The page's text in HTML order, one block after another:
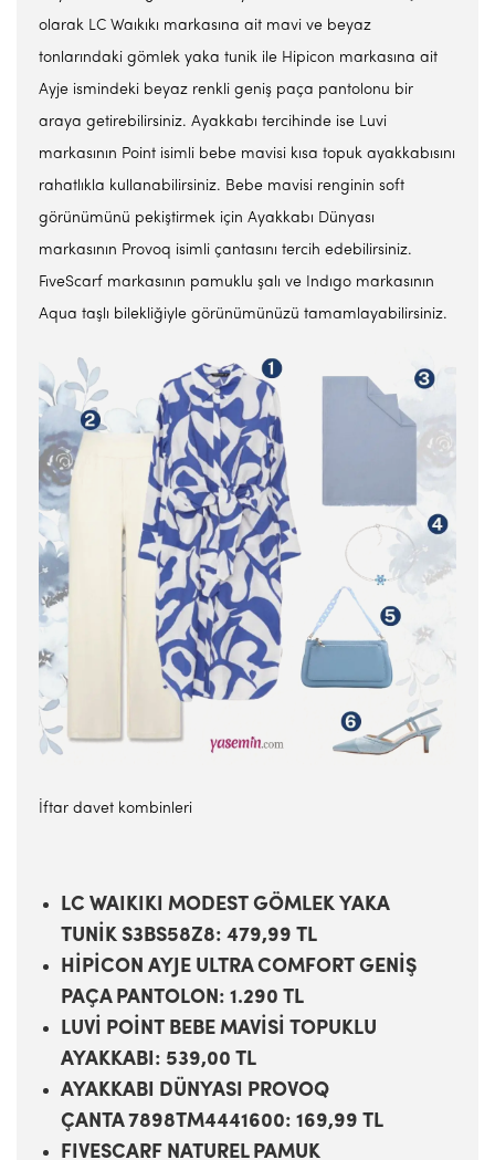
olarak LC Waıkıkı markasına ait mavi ve beyaz
tonlarındaki gömlek yaka tunik ile Hipicon markasına ait
Ayje ismindeki beyaz renkli geniş paça pantolonu bir
araya getirebilirsiniz. Ayakkabı tercihinde ise Luvi
markasının Point isimli bebe mavisi kısa topuk ayakkabısını
rahatlıkla kullanabilirsiniz. Bebe mavisi renginin soft
görünümünü pekiştirmek için Ayakkabı Dünyası
markasının Provoq isimli çantasını tercih edebilirsiniz.
FıveScarf markasının pamuklu şalı ve Indıgo markasının
Aqua taşlı bilekliğiyle görünümünüzü tamamlayabilirsiniz.
İftar davet kombinleri
LC WAIKIKI MODEST GÖMLEK YAKA
TUNİK S3BS58Z8: 479,99 TL
HİPİCON AYJE ULTRA COMFORT GENİŞ
PAÇA PANTOLON: 1.290 TL
LUVİ POİNT BEBE MAVİSİ TOPUKLU
AYAKKABI: 539,00 TL
AYAKKABI DÜNYASI PROVOQ
ÇANTA 7898TM4441600: 169,99 TL
FIVESCARF NATUREL PAMUK